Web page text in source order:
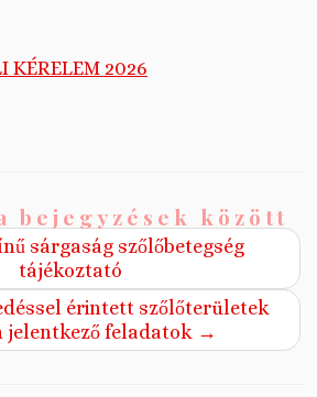
KÉRELEM 2026
bejegyzések között
sárgaság szőlőbetegség
tájékoztató
érintett szőlőterületek
jelentkező feladatok →